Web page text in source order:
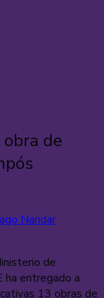
de
Nandar
de
ha entregado a
13 obras de